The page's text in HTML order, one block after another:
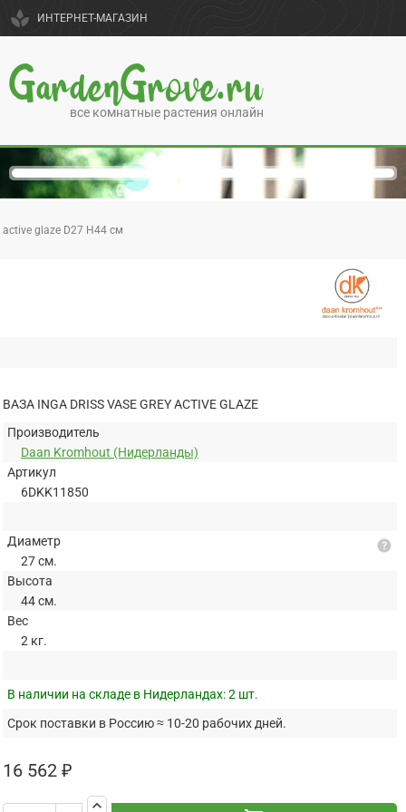
spa ИНТЕРНЕТ-МАГАЗИН
GardenGrove.ru
все комнатные растения онлайн
glaze D27 H44 см
ВАЗА INGA DRISS VASE GREY ACTIVE GLAZE
Производитель
Daan Kromhout (Нидерланды)
Артикул
6DKK11850
Диаметр
27 см.
Высота
44 см.
Вес
2 кг.
help
В наличии на складе в Нидерландах:2 шт.
Срок поставки в Россию ≈ 10-20 рабочих дней.
16 562 ₽
keyboard_arrow_up